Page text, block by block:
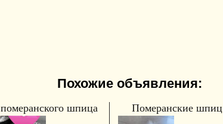
Похожие объявления:
померанского шпица Померанские шпиц